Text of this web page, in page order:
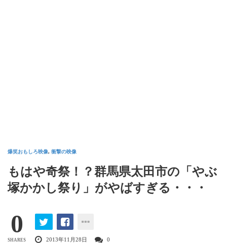
爆笑おもしろ映像, 衝撃の映像
もはや奇祭！？群馬県太田市の「やぶ
塚かかし祭り」がやばすぎる・・・
0
SHARES 2013年11月28日 0